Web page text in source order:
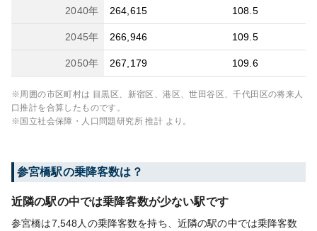
2040年 264,615 108.5
2045年 266,946 109.5
2050年 267,179 109.6
※周囲の市区町村は 目黒区、新宿区、港区、世田谷区、千代田区の将来人
口推計を合算したものです。
※国立社会保障・人口問題研究所 推計 より。
参宮橋駅の乗降客数は？
近隣の駅の中では乗降客数が少ない駅です
参宮橋は7,548人の乗降客数を持ち、近隣の駅の中では乗降客数